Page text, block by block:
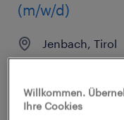
(m/w/d)
Jenbach, Tirol
€3,000 pro
Willkommen.
Ihre Cookies